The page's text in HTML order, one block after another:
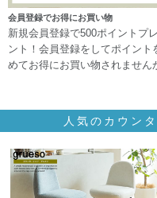
会員登録でお得にお買い物
新規会員登録で500ポイントプ
ント！会員登録をしてポイント
めてお得にお買い物されません
人気のカウン